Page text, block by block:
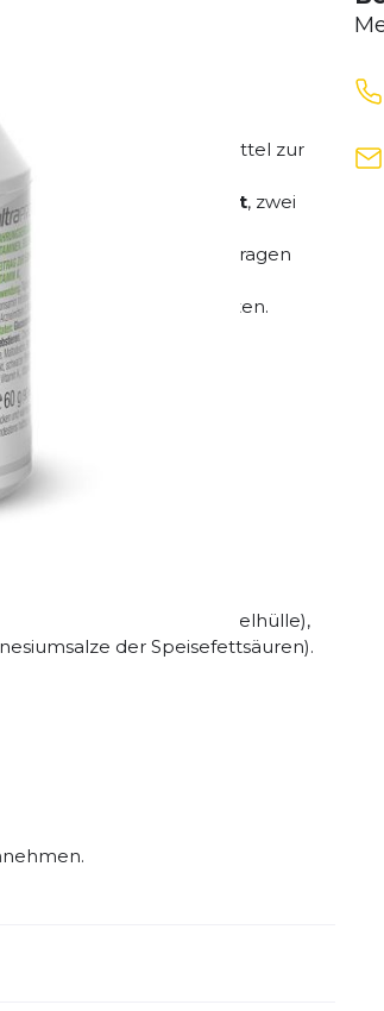
Nahrungsergänzungsmittel zur
Glucosaminsulfat, zwei
Kollagenbildung beitragen
gesund halten möchten.
Fisch), Gelatine (Kapselhülle),
der Speisefettsäuren).